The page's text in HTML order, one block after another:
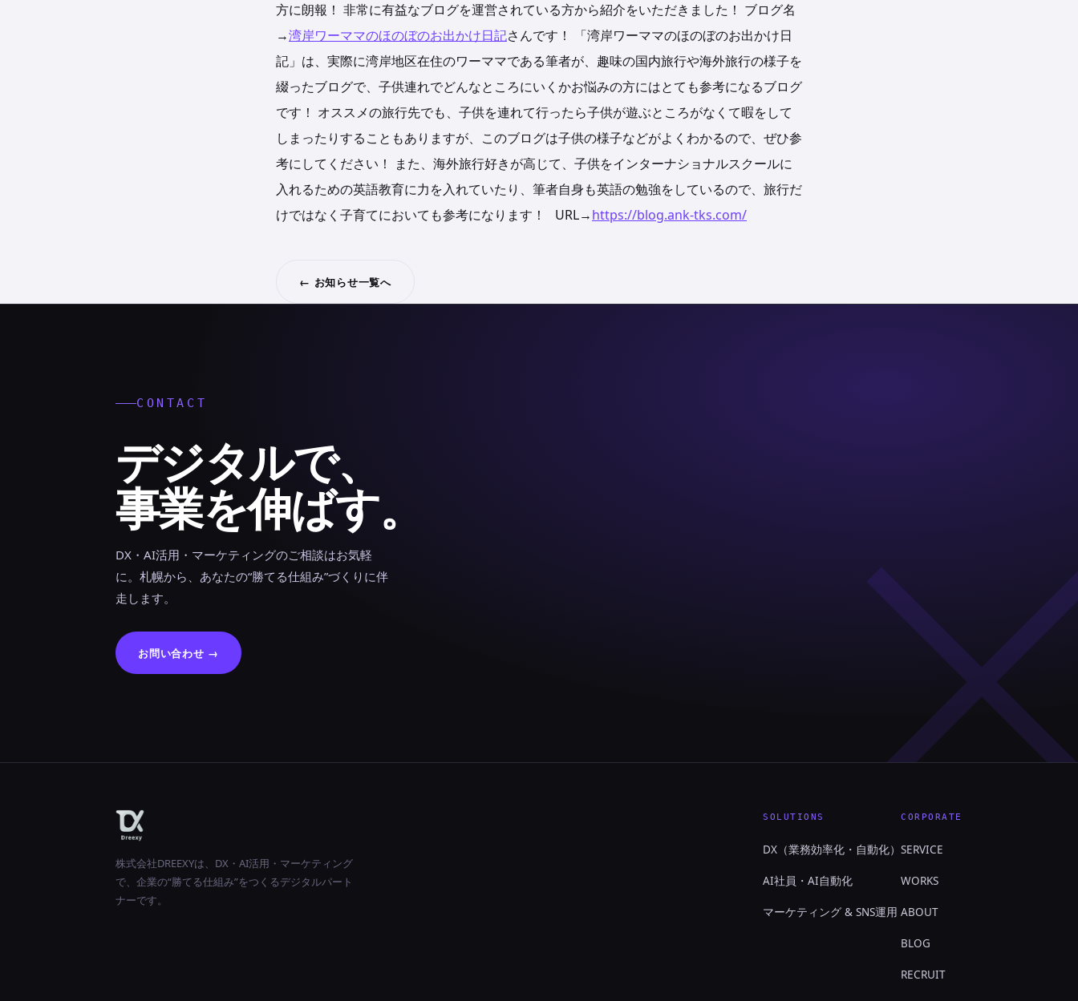
方に朗報！ 非常に有益なブログを運営されている方から紹介をいただきました！ ブログ名
→湾岸ワーママのほのぼのお出かけ日記さんです！ 「湾岸ワーママのほのぼのお出かけ日
記 」は、実際に湾岸地区在住のワーママである筆者が、趣味の国内旅行や海外旅行の様子を
綴ったブログで、子供連れでどんなところにいくかお悩みの方にはとても参考になるブログ
です！ オススメの旅行先でも、子供を連れて行ったら子供が遊ぶところがなくて暇をして
しまったりすることもありますが、このブログは子供の様子などがよくわかるので、ぜひ参
考にしてください！
また、海外旅行好きが高じて、子供をインターナショナルスクールに
入れるための英語教育に力を入れていたり、筆者自身も英語の勉強をしているので、旅行だ
けではなく子育てにおいても参考になります！
URL→https://blog.ank-tks.com/
← お知らせ一覧へ
CONTACT
デジタルで、
事業を伸ばす。
DX・AI活用・マーケティングのご相談はお気軽
に。札幌から、あなたの“勝てる仕組み”づくりに伴
走します。
お問い合わせ →
株式会社DREEXYは、DX・AI活用・マーケティング
で、企業の“勝てる仕組み”をつくるデジタルパート
ナーです。
SOLUTIONS
DX（業務効率化・自動化）
AI社員・AI自動化
マーケティング & SNS運用
CORPORATE
SERVICE
WORKS
ABOUT
BLOG
RECRUIT